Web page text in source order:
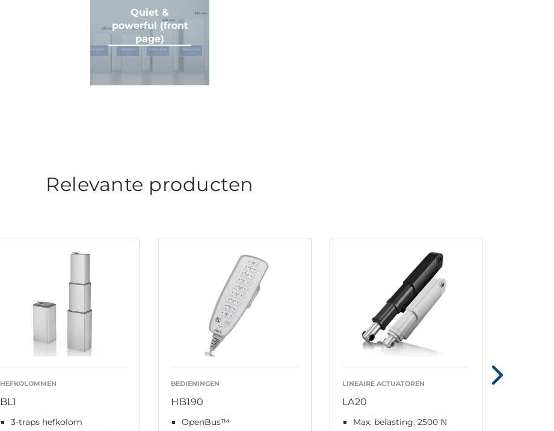
Quiet &
powerful (front
page)
Relevante producten
HEFKOLOMMEN
BL1
3-traps hefkolom
BEDIENINGEN
HB190
OpenBus™
LINEAIRE ACTUATOREN
LA20
Max. belasting: 2500 N